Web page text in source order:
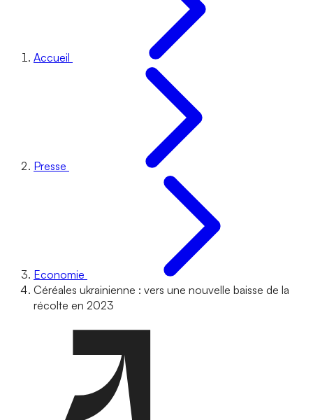
Accueil
Presse
Economie
Céréales ukrainienne : vers une nouvelle baisse de la
récolte en 2023